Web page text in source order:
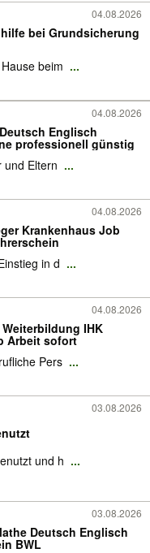
04.08.2026
bei Grundsicherung
beim ...
04.08.2026
Englisch
professionell günstig
und Eltern ...
04.08.2026
Krankenhaus Job
& Führerschein
in d ...
04.08.2026
Weiterbildung IHK
Arbeit sofort
Pers ...
03.08.2026
und h ...
03.08.2026
Deutsch Englisch
BWL